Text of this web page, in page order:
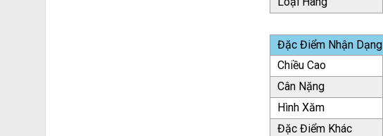
Đặc Điểm Nhận Dạng
Chiều Cao
Cân Nặng
Hình Xăm
Đặc Điểm Khác